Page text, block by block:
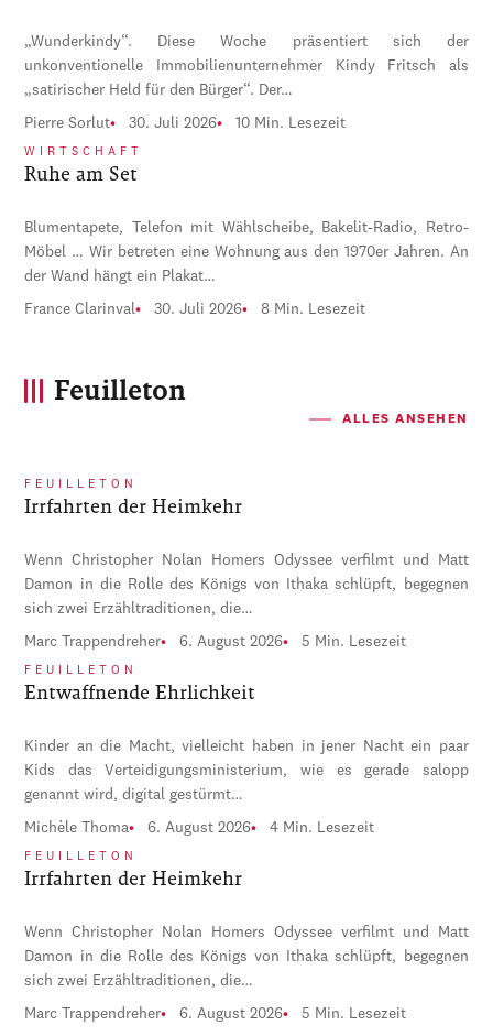
„Wunderkindy“. Diese Woche präsentiert sich der
unkonventionelle Immobilienunternehmer Kindy Fritsch als
„satirischer Held für den Bürger“. Der…
Pierre Sorlut 30. Juli 2026 10 Min. Lesezeit
WIRTSCHAFT
Ruhe am Set
Blumentapete, Telefon mit Wählscheibe, Bakelit-Radio, Retro-
Möbel … Wir betreten eine Wohnung aus den 1970er Jahren. An
der Wand hängt ein Plakat…
France Clarinval 30. Juli 2026 8 Min. Lesezeit
Feuilleton
ALLES ANSEHEN
FEUILLETON
Irrfahrten der Heimkehr
Wenn Christopher Nolan Homers Odyssee verfilmt und Matt
Damon in die Rolle des Königs von Ithaka schlüpft, begegnen
sich zwei Erzähltraditionen, die…
Marc Trappendreher 6. August 2026 5 Min. Lesezeit
FEUILLETON
Entwaffnende Ehrlichkeit
Kinder an die Macht, vielleicht haben in jener Nacht ein paar
Kids das Verteidigungsministerium, wie es gerade salopp
genannt wird, digital gestürmt…
Michèle Thoma 6. August 2026 4 Min. Lesezeit
FEUILLETON
Irrfahrten der Heimkehr
Wenn Christopher Nolan Homers Odyssee verfilmt und Matt
Damon in die Rolle des Königs von Ithaka schlüpft, begegnen
sich zwei Erzähltraditionen, die…
Marc Trappendreher 6. August 2026 5 Min. Lesezeit